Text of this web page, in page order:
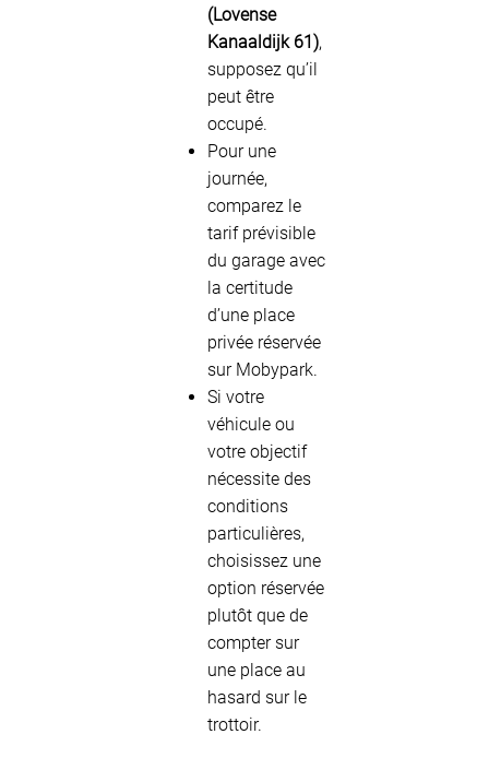
(Lovense
Kanaaldijk 61),
supposez qu’il
peut être
occupé.
Pour une
journée,
comparez le
tarif prévisible
du garage avec
la certitude
d’une place
privée réservée
sur Mobypark.
Si votre
véhicule ou
votre objectif
nécessite des
conditions
particulières,
choisissez une
option réservée
plutôt que de
compter sur
une place au
hasard sur le
trottoir.